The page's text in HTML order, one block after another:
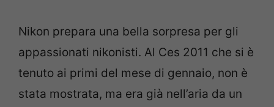
Nikon prepara una bella sorpresa per gli
appassionati nikonisti. Al Ces 2011 che si è
tenuto ai primi del mese di gennaio, non è
stata mostrata, ma era già nell’aria da un